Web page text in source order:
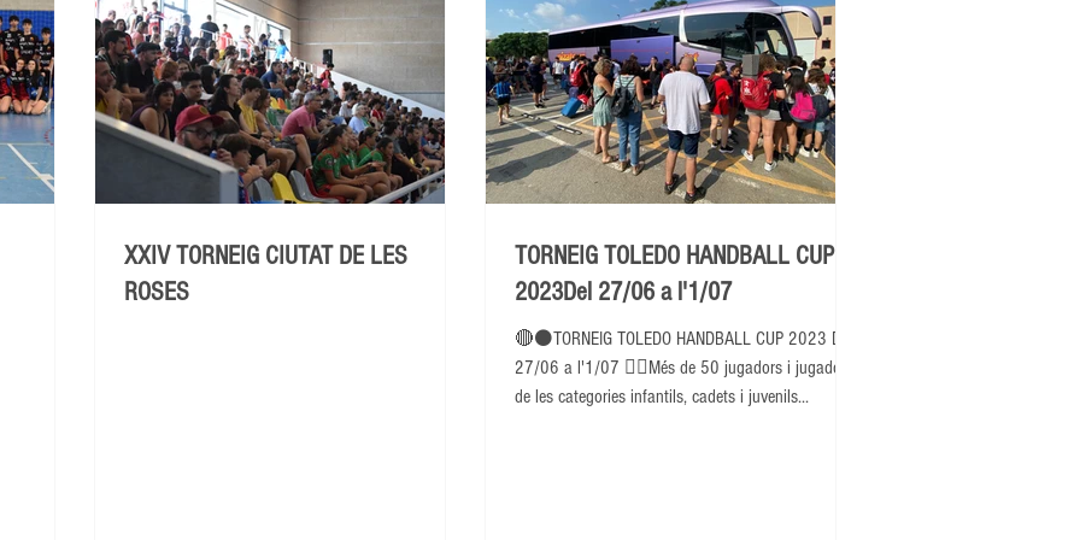
XXIV TORNEIG CIUTAT DE LES
ROSES
TORNEIG TOLEDO HANDBALL CUP
2023Del 27/06 a l'1/07
🔴⚫TORNEIG TOLEDO HANDBALL CUP 2023 Del
27/06 a l'1/07 👉🏽Més de 50 jugadors i jugadores
de les categories infantils, cadets i juvenils...